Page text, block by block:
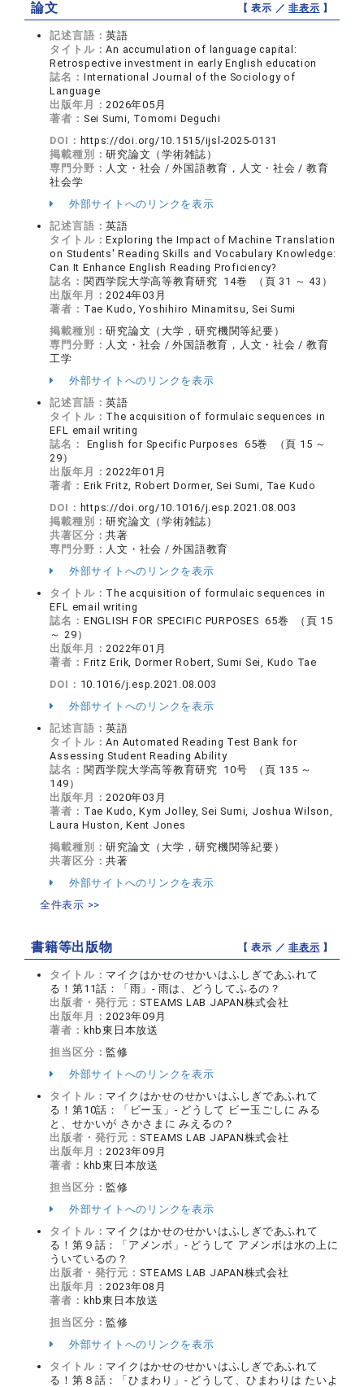
論文 【 表示 ／非表示 】
記述言語：英語
タイトル：An accumulation of language capital:
Retrospective investment in early English education
誌名： International Journal of the Sociology of
Language
出版年月：2026年05月
著者： Sei Sumi, Tomomi Deguchi
DOI： https://doi.org/10.1515/ijsl-2025-0131
掲載種別：研究論文（学術雑誌）
専門分野： 人文・社会 / 外国語教育，人文・社会 / 教育
社会学
外部サイトへのリンクを表示
記述言語：英語
タイトル：Exploring the Impact of Machine Translation
on Students' Reading Skills and Vocabulary Knowledge:
Can It Enhance English Reading Proficiency?
誌名： 関西学院大学高等教育研究 14巻 （頁 31 ～ 43）
出版年月：2024年03月
著者： Tae Kudo, Yoshihiro Minamitsu, Sei Sumi
掲載種別：研究論文（大学，研究機関等紀要）
専門分野： 人文・社会 / 外国語教育，人文・社会 / 教育
工学
外部サイトへのリンクを表示
記述言語：英語
タイトル： The acquisition of formulaic sequences in
EFL email writing
誌名：
English for Specific Purposes 65巻 （頁 15 ～
29）
出版年月：2022年01月
著者： Erik Fritz, Robert Dormer, Sei Sumi, Tae Kudo
DOI： https://doi.org/10.1016/j.esp.2021.08.003
掲載種別：研究論文（学術雑誌）
共著区分：共著
専門分野： 人文・社会 / 外国語教育
外部サイトへのリンクを表示
タイトル： The acquisition of formulaic sequences in
EFL email writing
誌名： ENGLISH FOR SPECIFIC PURPOSES 65巻 （頁 15
～ 29）
出版年月：2022年01月
著者： Fritz Erik, Dormer Robert, Sumi Sei, Kudo Tae
DOI： 10.1016/j.esp.2021.08.003
外部サイトへのリンクを表示
記述言語：英語
タイトル：An Automated Reading Test Bank for
Assessing Student Reading Ability
誌名： 関西学院大学高等教育研究 10号 （頁 135 ～
149）
出版年月：2020年03月
著者： Tae Kudo, Kym Jolley, Sei Sumi, Joshua Wilson,
Laura Huston, Kent Jones
掲載種別：研究論文（大学，研究機関等紀要）
共著区分：共著
外部サイトへのリンクを表示
全件表示 >>
書籍等出版物 【 表示 ／非表示 】
タイトル： マイクはかせのせかいはふしぎであふれて
る！第11話：「雨」- 雨は、どうしてふるの？
出版者・発行元： STEAMS LAB JAPAN株式会社
出版年月：2023年09月
著者： khb東日本放送
担当区分： 監修
外部サイトへのリンクを表示
タイトル： マイクはかせのせかいはふしぎであふれて
る！第10話：「ビー玉」- どうして ビー玉ごしに みる
と、せかいが さかさまに みえるの？
出版者・発行元： STEAMS LAB JAPAN株式会社
出版年月：2023年09月
著者： khb東日本放送
担当区分： 監修
外部サイトへのリンクを表示
タイトル： マイクはかせのせかいはふしぎであふれて
る！第９話：「アメンボ」- どうして アメンボは水の上に
ういているの？
出版者・発行元： STEAMS LAB JAPAN株式会社
出版年月：2023年08月
著者： khb東日本放送
担当区分： 監修
外部サイトへのリンクを表示
タイトル： マイクはかせのせかいはふしぎであふれて
る！第８話：「ひまわり」- どうして、ひまわりは たいよ